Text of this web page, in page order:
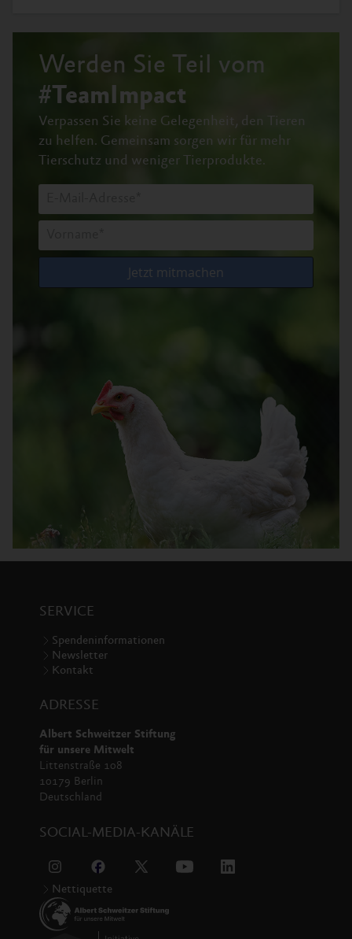
Werden Sie Teil vom
#TeamImpact
Verpassen Sie keine Gelegenheit, den Tieren
zu helfen. Gemeinsam sorgen wir für mehr
Tierschutz und weniger Tierprodukte.
SERVICE
Spendeninformationen
Newsletter
Kontakt
ADRESSE
Albert Schweitzer Stiftung
für unsere Mitwelt
Littenstraße 108
10179 Berlin
Deutschland
SOCIAL-MEDIA-KANÄLE
Nettiquette